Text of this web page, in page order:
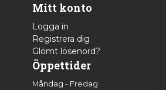
Mitt konto
Logga in
Registrera dig
Glömt lösenord?
Öppettider
Måndag - Fredag